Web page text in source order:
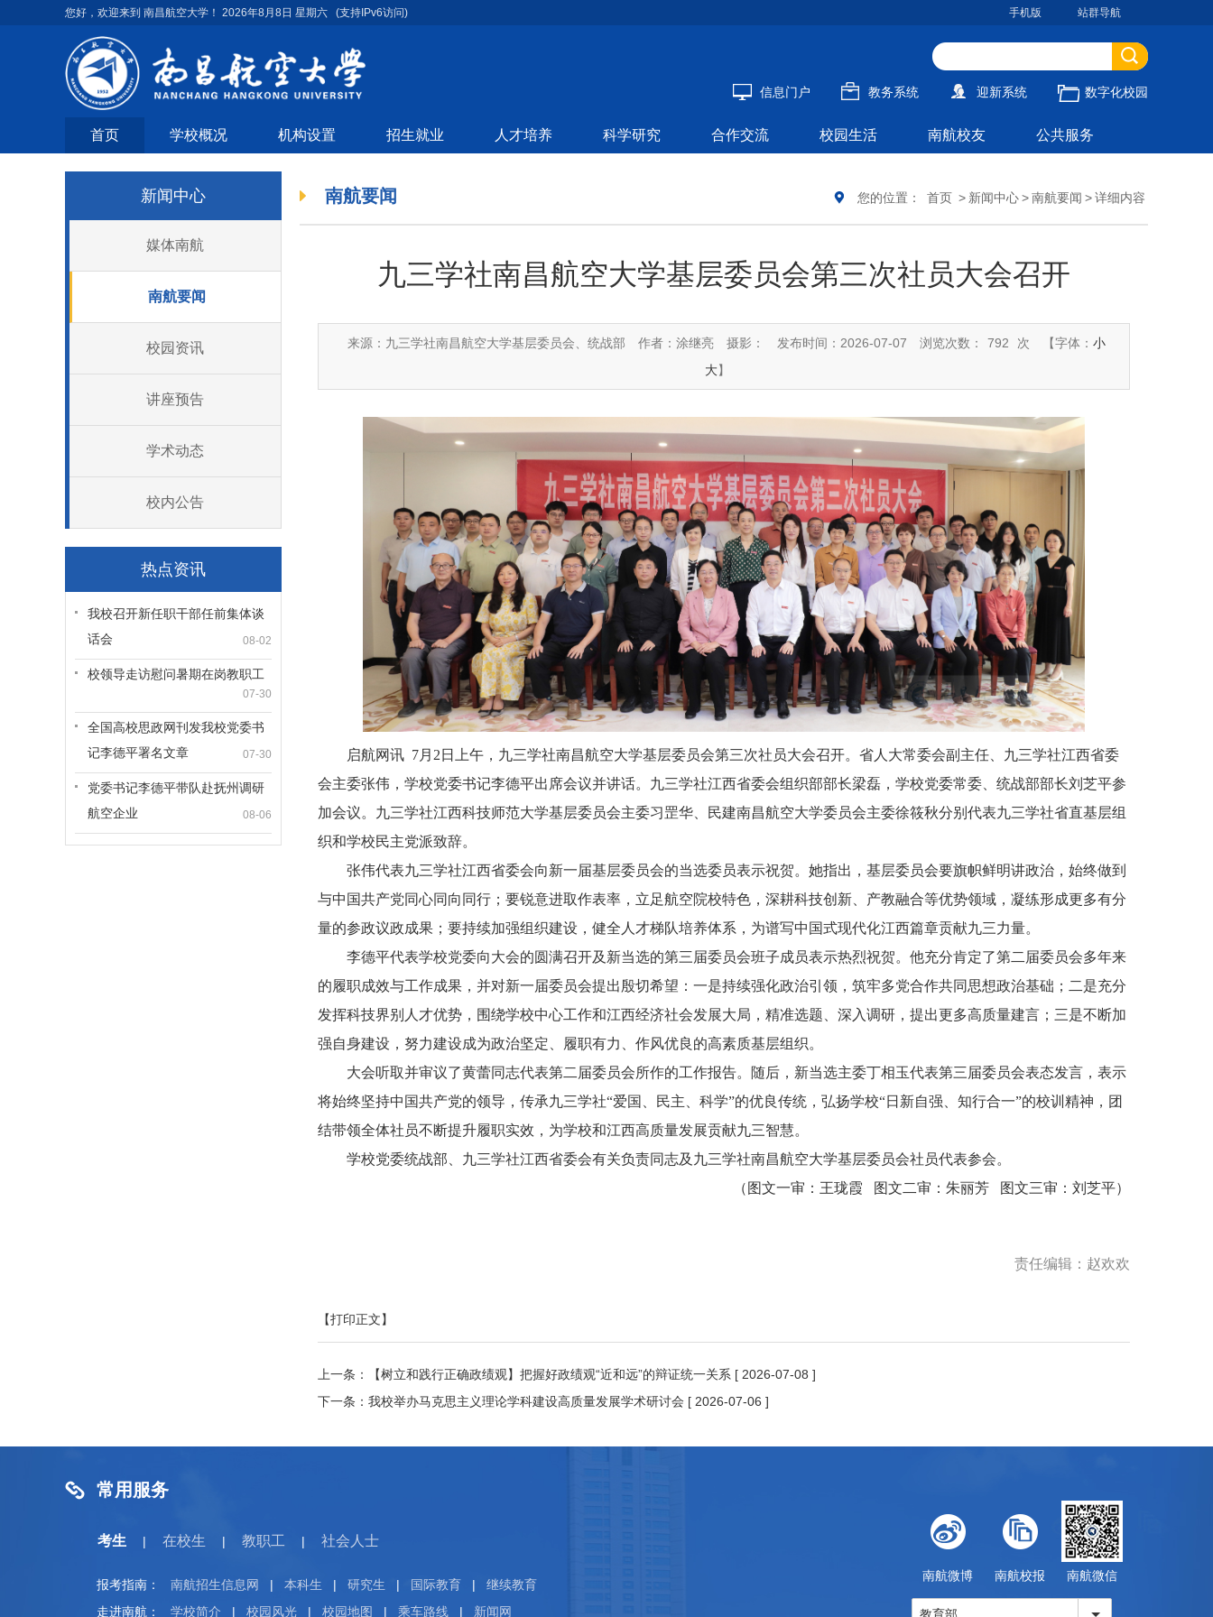
您好，欢迎来到 南昌航空大学！ 2026年8月8日 星期六 (支持IPv6访问) 手机版 站群导航
信息门户 教务系统 迎新系统 数字化校园
首页 学校概况 机构设置 招生就业 人才培养 科学研究 合作交流 校园生活 南航校友 公共服务
新闻中心
媒体南航
南航要闻
校园资讯
讲座预告
学术动态
校内公告
热点资讯
08-02
我校召开新任职干部任前集体谈
话会
07-30
校领导走访慰问暑期在岗教职工
07-30
全国高校思政网刊发我校党委书
记李德平署名文章
08-06
党委书记李德平带队赴抚州调研
航空企业
您的位置： 首页 > 新闻中心>南航要闻 >详细内容
南航要闻
九三学社南昌航空大学基层委员会第三次社员大会召开
来源：九三学社南昌航空大学基层委员会、统战部 作者：涂继亮 摄影： 发布时间：2026-07-07 浏览次数： 792 次 【字体： 小
大】
启航网讯 7月2日上午，九三学社南昌航空大学基层委员会第三次社员大会召开。省人大常委会副主任、九三学社江西省委
会主委张伟，学校党委书记李德平出席会议并讲话。九三学社江西省委会组织部部长梁磊，学校党委常委、统战部部长刘芝平参
加会议。九三学社江西科技师范大学基层委员会主委习罡华、民建南昌航空大学委员会主委徐筱秋分别代表九三学社省直基层组
织和学校民主党派致辞。
张伟代表九三学社江西省委会向新一届基层委员会的当选委员表示祝贺。她指出，基层委员会要旗帜鲜明讲政治，始终做到
与中国共产党同心同向同行；要锐意进取作表率，立足航空院校特色，深耕科技创新、产教融合等优势领域，凝练形成更多有分
量的参政议政成果；要持续加强组织建设，健全人才梯队培养体系，为谱写中国式现代化江西篇章贡献九三力量。
李德平代表学校党委向大会的圆满召开及新当选的第三届委员会班子成员表示热烈祝贺。他充分肯定了第二届委员会多年来
的履职成效与工作成果，并对新一届委员会提出殷切希望：一是持续强化政治引领，筑牢多党合作共同思想政治基础；二是充分
发挥科技界别人才优势，围绕学校中心工作和江西经济社会发展大局，精准选题、深入调研，提出更多高质量建言；三是不断加
强自身建设，努力建设成为政治坚定、履职有力、作风优良的高素质基层组织。
大会听取并审议了黄蕾同志代表第二届委员会所作的工作报告。随后，新当选主委丁相玉代表第三届委员会表态发言，表示
将始终坚持中国共产党的领导，传承九三学社“爱国、民主、科学”的优良传统，弘扬学校“日新自强、知行合一”的校训精神，团
结带领全体社员不断提升履职实效，为学校和江西高质量发展贡献九三智慧。
学校党委统战部、九三学社江西省委会有关负责同志及九三学社南昌航空大学基层委员会社员代表参会。
（图文一审：王珑霞 图文二审：朱丽芳 图文三审：刘芝平）
责任编辑：赵欢欢
【打印正文】
上一条： 【树立和践行正确政绩观】把握好政绩观“近和远”的辩证统一关系 [ 2026-07-08 ]
下一条： 我校举办马克思主义理论学科建设高质量发展学术研讨会 [ 2026-07-06 ]
常用服务
考生 | 在校生 | 教职工 | 社会人士
报考指南： 南航招生信息网 | 本科生 | 研究生 | 国际教育 |
继续教育
走进南航：
学校简介 | 校园风光 | 校园地图 | 乘车路线 | 新闻网
南航微博 南航校报 南航微信